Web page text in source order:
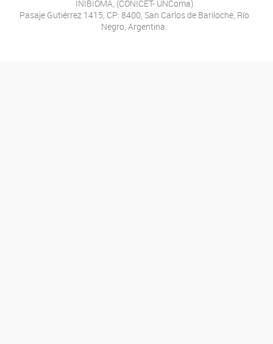
INIBIOMA, (CONICET- UNComa)
Pasaje Gutiérrez 1415, CP: 8400, San Carlos de Bariloche, Río
Negro, Argentina.